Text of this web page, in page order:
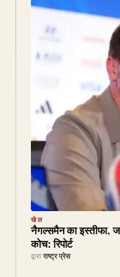
खेल
नैगल्समैन का इस्तीफा,
कोच: रिपोर्ट
द्वारा राष्ट्र प्रेस